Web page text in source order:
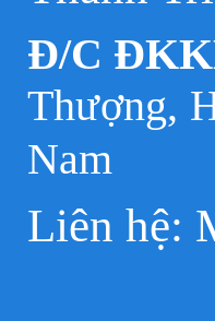
Đ/C
Thượng,
Nam
Liên hệ: